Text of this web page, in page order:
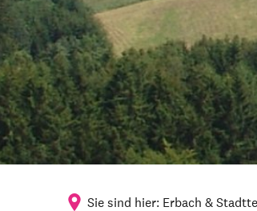
Sie sind hier: Erbach &